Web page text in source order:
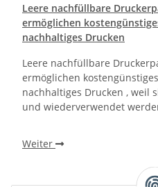
Leere nachfüllbare
ermöglichen
nachhaltiges Drucken
Leere nachfüllbare
ermöglichen
nachhaltiges Drucken , weil
und wiederverwendet
Weiter